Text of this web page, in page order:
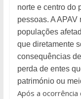
norte e centro do
pessoas. A
populações
que diretamente
consequências
perda de entes
património ou
Após a